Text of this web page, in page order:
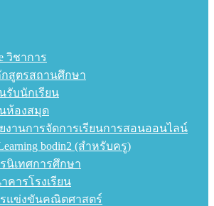
วิชาการ
สูตรสถานศึกษา
รับนักเรียน
ห้องสมุด
งานการจัดการเรียนการสอนออนไลน์
bodin2 (สำหรับครู)
นิเทศการศึกษา
คารโรงเรียน
แข่งขันคณิตศาสตร์